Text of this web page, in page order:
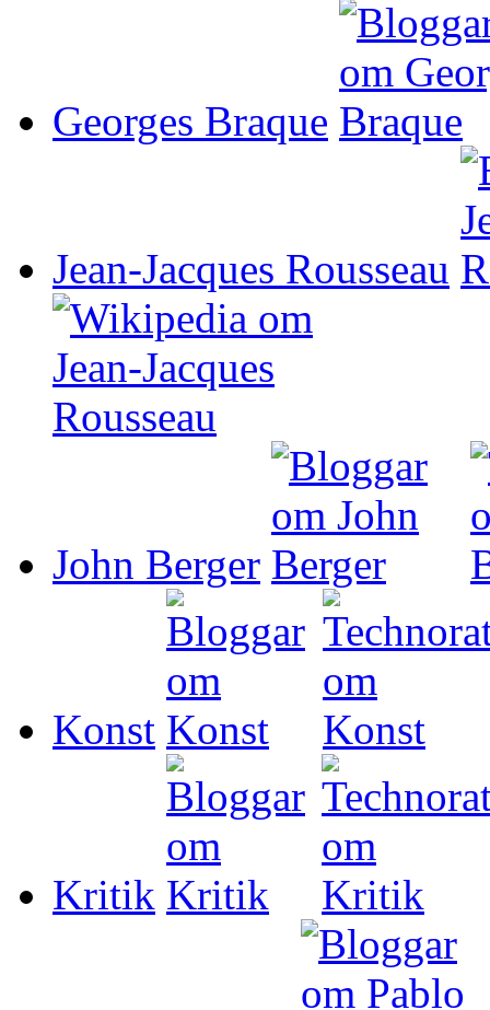
Georges Braque
Jean-Jacques Rousseau
John Berger
Konst
Kritik